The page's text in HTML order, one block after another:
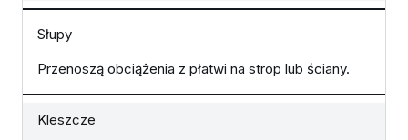
Słupy
Przenoszą obciążenia z płatwi na strop lub ściany.
Kleszcze